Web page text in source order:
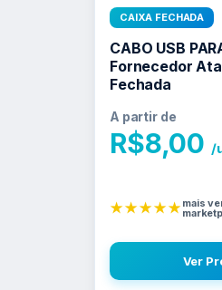
CAIXA FECHADA
CABO USB
Fornecedor
Fechada
A partir de
R$8,00 /
★★★★★mais
Ver